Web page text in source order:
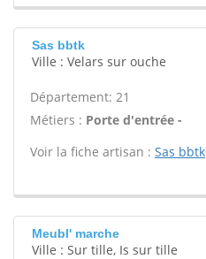
Sas bbtk
Ville : Velars sur ouche
Département: 21
Métiers : Porte d'entrée -
Voir la fiche artisan : Sas bbtk
Meubl' marche
Ville : Sur tille, Is sur tille